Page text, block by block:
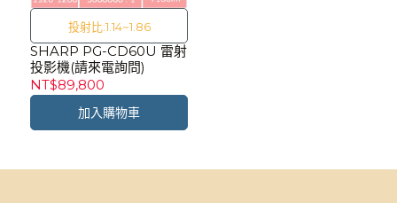
投射比:1.14~1.86
SHARP PG-CD60U 雷射
投影機(請來電詢問)
NT$89,800
加入購物車